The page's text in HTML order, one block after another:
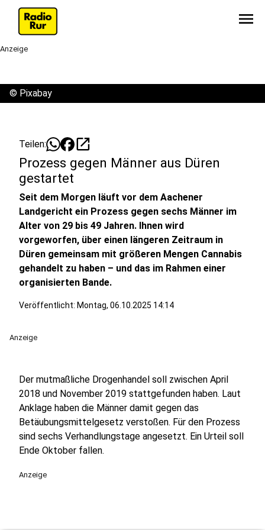
menu
Anzeige
© Pixabay
Teilen: open_in_new
Prozess gegen Männer aus Düren
gestartet
Seit dem Morgen läuft vor dem Aachener
Landgericht ein Prozess gegen sechs Männer im
Alter von 29 bis 49 Jahren. Ihnen wird
vorgeworfen, über einen längeren Zeitraum in
Düren gemeinsam mit größeren Mengen Cannabis
gehandelt zu haben – und das im Rahmen einer
organisierten Bande.
Veröffentlicht: Montag, 06.10.2025 14:14
Anzeige
Der mutmaßliche Drogenhandel soll zwischen April
2018 und November 2019 stattgefunden haben. Laut
Anklage haben die Männer damit gegen das
Betäubungsmittelgesetz verstoßen. Für den Prozess
sind sechs Verhandlungstage angesetzt. Ein Urteil soll
Ende Oktober fallen.
Anzeige